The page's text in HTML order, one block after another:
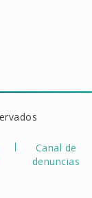
Canal de
denuncias